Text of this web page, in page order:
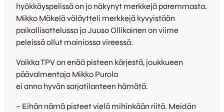
hyökkäyspelissä on jo näkynyt merkkejä paremmasta.
Mikko Mäkelä väläytteli merkkejä kyvyistään
paikallisottelussa ja Juuso Ollikainen on viime
peleissä ollut mainiossa vireessä.
Vaikka TPV on enää pisteen kärjestä, joukkueen
päävalmentaja Mikko Purola
ei anna hyvän sarjatilanteen hämätä.
– Eihän nämä pisteet vielä mihinkään riitä. Meidän